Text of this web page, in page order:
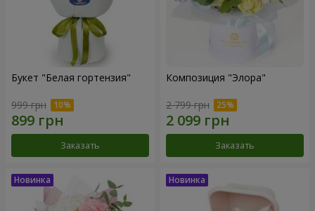
Букет "Белая гортензия"
999 грн
Заказать
Композиция "Элора"
2 799 грн
Заказать